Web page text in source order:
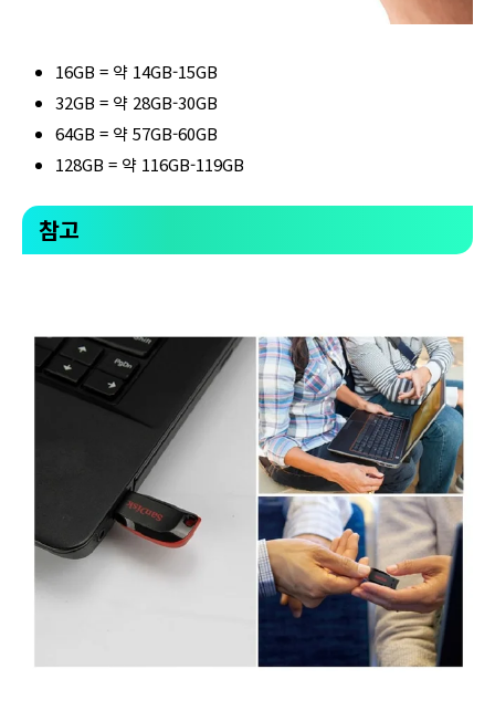
16GB = 약 14GB-15GB
32GB = 약 28GB-30GB
64GB = 약 57GB-60GB
128GB = 약 116GB-119GB
참고